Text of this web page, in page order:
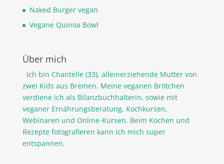
Naked Burger vegan
Vegane Quinoa Bowl
Über mich
Ich bin Chantelle (33), alleinerziehende Mutter von
zwei Kids aus Bremen. Meine veganen Brötchen
verdiene ich als Bilanzbuchhalterin, sowie mit
veganer Ernährungsberatung, Kochkursen,
Webinaren und Online-Kursen. Beim Kochen und
Rezepte fotografieren kann ich mich super
entspannen.